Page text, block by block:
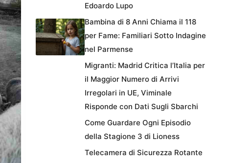
Edoardo Lupo
Bambina di 8 Anni Chiama il 118
per Fame: Familiari Sotto Indagine
nel Parmense
Migranti: Madrid Critica l’Italia per
il Maggior Numero di Arrivi
Irregolari in UE, Viminale
Risponde con Dati Sugli Sbarchi
Come Guardare Ogni Episodio
della Stagione 3 di Lioness
Telecamera di Sicurezza Rotante